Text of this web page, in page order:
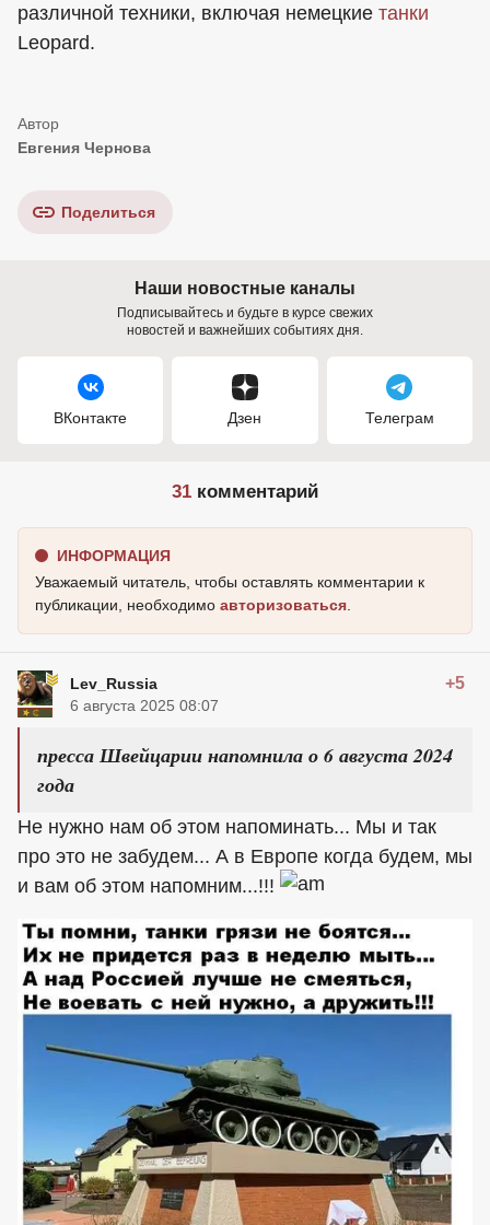
различной техники, включая немецкие танки
Leopard.
Евгения Чернова
Поделиться
Наши новостные каналы
Подписывайтесь и будьте в курсе свежих
новостей и важнейших событиях дня.
ВКонтакте Дзен Телеграм
31 комментарий
ИНФОРМАЦИЯ
Уважаемый читатель, чтобы оставлять комментарии к
публикации, необходимо авторизоваться
Lev_Russia +5
6 августа 2025 08:07
пресса Швейцарии напомнила о 6 августа 2024
года
Не нужно нам об этом напоминать... Мы и так
про это не забудем... А в Европе когда будем, мы
и вам об этом напомним...!!!